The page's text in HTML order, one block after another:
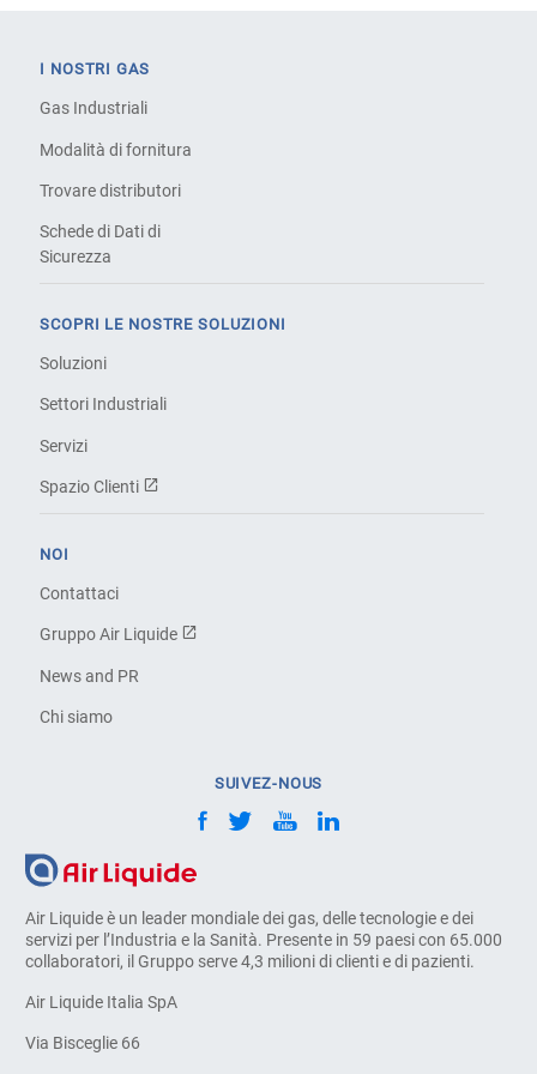
Air Liquide è un leader mondiale dei gas, delle tecnologie e dei
servizi per l’Industria e la Sanità. Presente in 59 paesi con 65.000
collaboratori, il Gruppo serve 4,3 milioni di clienti e di pazienti.
Air Liquide Italia SpA
Via Bisceglie 66
I NOSTRI GAS
Gas Industriali
Modalità di fornitura
Trovare distributori
Schede di Dati di
Sicurezza
SCOPRI LE NOSTRE SOLUZIONI
Soluzioni
Settori Industriali
Servizi
Spazio Clienti
NOI
Contattaci
Gruppo Air Liquide
News and PR
Chi siamo
SUIVEZ-NOUS